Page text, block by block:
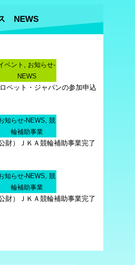
NEWS
ベント, お知らせ-
NEWS
ペット・ジャパンの参加申込
知らせ-NEWS, 競
輪補助事業
財）ＪＫＡ競輪補助事業完了
知らせ-NEWS, 競
輪補助事業
財）ＪＫＡ競輪補助事業完了